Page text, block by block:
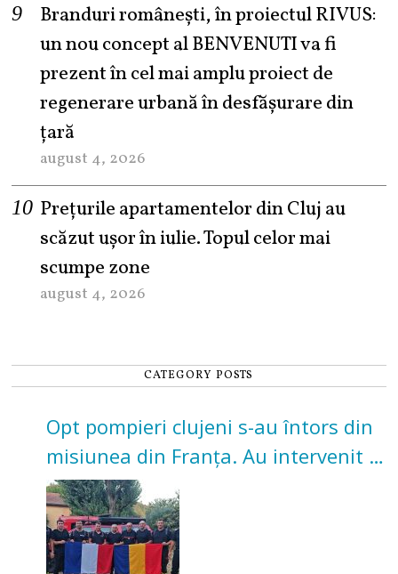
Branduri românești, în proiectul RIVUS:
un nou concept al BENVENUTI va fi
prezent în cel mai amplu proiect de
regenerare urbană în desfășurare din
țară
august 4, 2026
Prețurile apartamentelor din Cluj au
scăzut ușor în iulie. Topul celor mai
scumpe zone
august 4, 2026
CATEGORY POSTS
Opt pompieri clujeni s-au întors din
misiunea din Franța. Au intervenit la
incendii de vegetație și pădure